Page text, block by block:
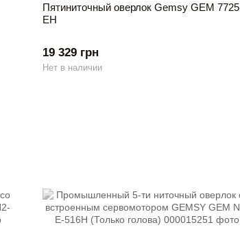
Пятиниточный оверлок Gemsy GEM 7725
EH
19 329 грн
Нет в наличии